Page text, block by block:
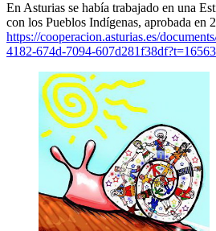
En Asturias se había trabajado en una
con los Pueblos Indígenas, aprobada en
https://cooperacion.asturias.es/
4182-674d-7094-